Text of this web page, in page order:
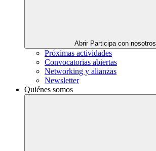
Abrir Participa con nosotros
Próximas actividades
Convocatorias abiertas
Networking y alianzas
Newsletter
Quiénes somos